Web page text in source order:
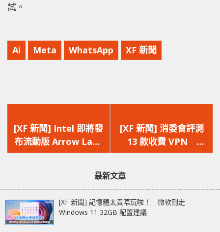
試。
Ai Meta WhatsApp XF 新聞
一
篇
文
[XF 新聞] Intel 即將發
布流動版 Arrow Lake
處理器 Core Ultra
一
篇
文
[XF 新聞] 消委會評測
13 款收費 VPN
Proton VPN Plus 及
最新文章
[XF 新聞] 記憶體太貴唔玩啦！ 微軟刪走
Windows 11 32GB 配置建議